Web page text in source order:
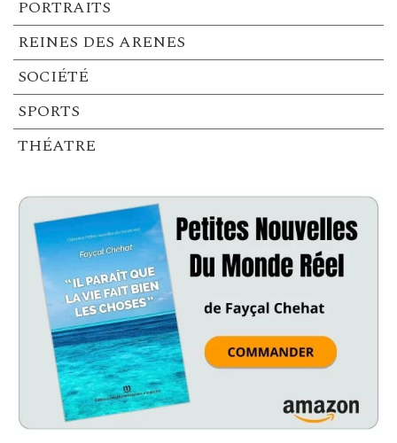
PORTRAITS
REINES DES ARENES
SOCIÉTÉ
SPORTS
THÉATRE